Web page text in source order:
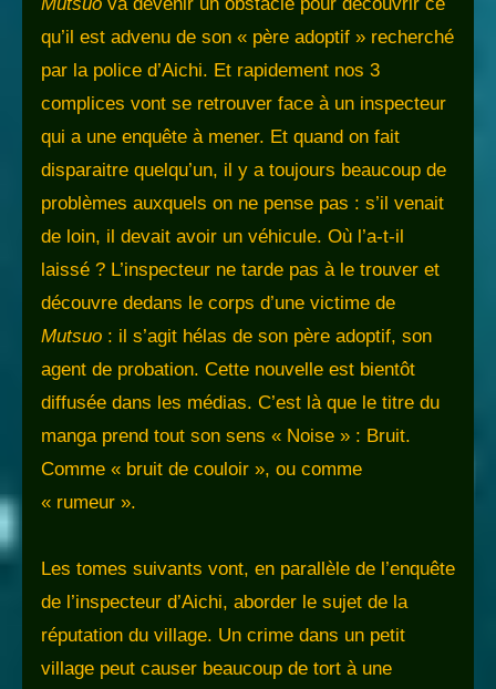
qu’il est advenu de son « père adoptif » recherché
par la police d’Aichi. Et rapidement nos 3
complices vont se retrouver face à un inspecteur
qui a une enquête à mener. Et quand on fait
disparaitre quelqu’un, il y a toujours beaucoup de
problèmes auxquels on ne pense pas : s’il venait
de loin, il devait avoir un véhicule. Où l’a-t-il
laissé ? L’inspecteur ne tarde pas à le trouver et
découvre dedans le corps d’une victime de
Mutsuo : il s’agit hélas de son père adoptif, son
agent de probation. Cette nouvelle est bientôt
diffusée dans les médias. C’est là que le titre du
manga prend tout son sens « Noise » : Bruit.
Comme « bruit de couloir », ou comme
« rumeur ».
Les tomes suivants vont, en parallèle de l’enquête
de l’inspecteur d’Aichi, aborder le sujet de la
réputation du village. Un crime dans un petit
village peut causer beaucoup de tort à une